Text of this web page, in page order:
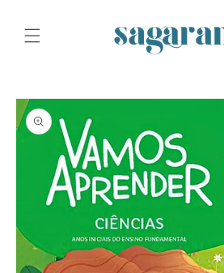
content
Skip to
product
information